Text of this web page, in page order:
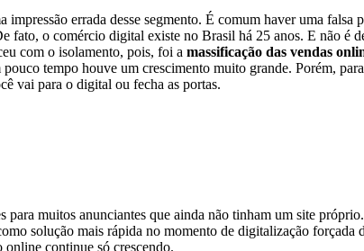
errada desse segmento. É comum haver uma falsa
o comércio digital existe no Brasil há 25 anos. E não é
com o isolamento, pois, foi a massificação das vendas
tempo houve um crescimento muito grande. Porém,
vai para o digital ou fecha as portas.
muitos anunciantes que ainda não tinham um site
solução mais rápida no momento de digitalização forçada
continue só crescendo.